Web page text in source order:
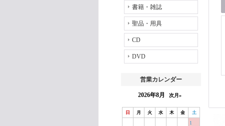
書籍・雑誌
聖品・用具
CD
DVD
営業カレンダー
2026年8月 次月»
日 月 火 水 木 金 土
1